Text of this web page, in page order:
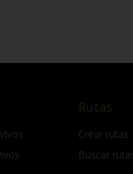
Rutas
Crear rutas
Buscar